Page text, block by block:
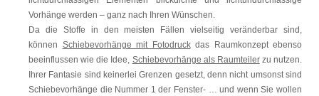
Vorhänge werden – ganz nach Ihren Wünschen.
Da die Stoffe in den meisten Fällen vielseitig veränderbar sind,
können Schiebevorhänge mit Fotodruckdas Raumkonzept ebenso
beeinflussen wie die Idee, Schiebevorhänge als Raumteilerzu nutzen.
Ihrer Fantasie sind keinerlei Grenzen gesetzt, denn nicht umsonst sind
Schiebevorhänge die Nummer 1 der Fenster- … und wenn Sie wollen